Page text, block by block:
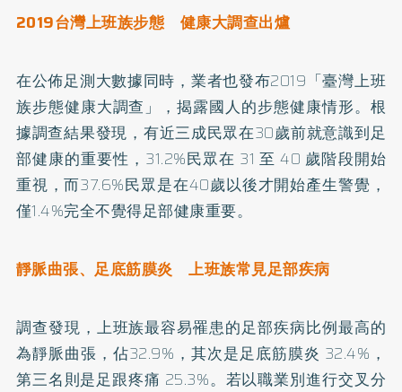
2019台灣上班族步態 健康大調查出爐
在公佈足測大數據同時，業者也發布2019「臺灣上班
族步態健康大調查」，揭露國人的步態健康情形。根
據調查結果發現，有近三成民眾在30歲前就意識到足
部健康的重要性，31.2%民眾在 31 至 40 歲階段開始
重視，而37.6%民眾是在40歲以後才開始產生警覺，
僅1.4%完全不覺得足部健康重要。
靜脈曲張、足底筋膜炎 上班族常見足部疾病
調查發現，上班族最容易罹患的足部疾病比例最高的
為靜脈曲張，佔32.9%，其次是足底筋膜炎 32.4%，
第三名則是足跟疼痛 25.3%。若以職業別進行交叉分